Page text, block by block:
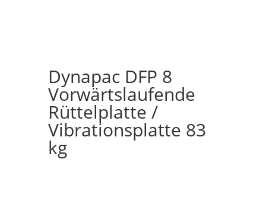
Dynapac DFP 8
Vorwärtslaufende
Rüttelplatte /
Vibrationsplatte 83
kg